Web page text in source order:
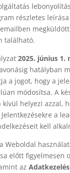
részletes
megküldött
található.
2025. június 1.
hatályban
a jogot, hogy a
módosítsa. A
helyezi azzal,
a
kell
Weboldal
előtt figyelmesen
az